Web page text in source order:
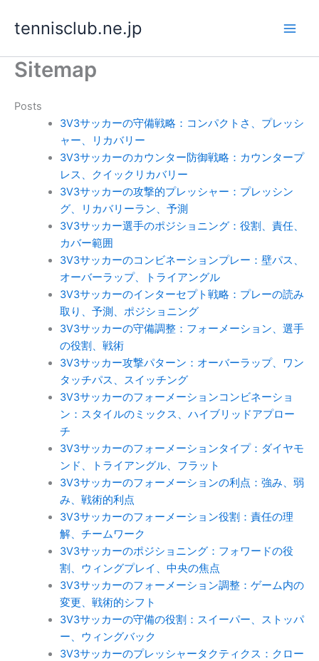
tennisclub.ne.jp
Sitemap
Posts
3V3サッカーの守備戦略：コンパクトさ、プレッシ
ャー、リカバリー
3V3サッカーのカウンター防御戦略：カウンタープ
レス、クイックリカバリー
3V3サッカーの攻撃的プレッシャー：プレッシン
グ、リカバリーラン、予測
3V3サッカー選手のポジショニング：役割、責任、
カバー範囲
3V3サッカーのコンビネーションプレー：壁パス、
オーバーラップ、トライアングル
3V3サッカーのインターセプト戦略：プレーの読み
取り、予測、ポジショニング
3V3サッカーの守備調整：フォーメーション、選手
の役割、戦術
3V3サッカー攻撃パターン：オーバーラップ、ワン
タッチパス、スイッチング
3V3サッカーのフォーメーションコンビネーショ
ン：スタイルのミックス、ハイブリッドアプロー
チ
3V3サッカーのフォーメーションタイプ：ダイヤモ
ンド、トライアングル、フラット
3V3サッカーのフォーメーションの利点：強み、弱
み、戦術的利点
3V3サッカーのフォーメーション役割：責任の理
解、チームワーク
3V3サッカーのポジショニング：フォワードの役
割、ウィングプレイ、中央の焦点
3V3サッカーのフォーメーション調整：ゲーム内の
変更、戦術的シフト
3V3サッカーの守備の役割：スイーパー、ストッパ
ー、ウィングバック
3V3サッカーのプレッシャータクティクス：クロー